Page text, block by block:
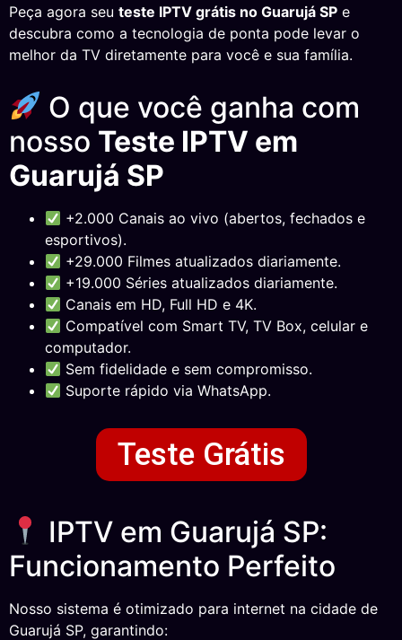
Peça agora seu teste IPTV grátis no Guarujá SP e
descubra como a tecnologia de ponta pode levar o
melhor da TV diretamente para você e sua família.
O que você ganha com
nosso Teste IPTV em
Guarujá SP
+2.000 Canais ao vivo (abertos, fechados e
esportivos).
+29.000 Filmes atualizados diariamente.
+19.000 Séries atualizados diariamente.
Canais em HD, Full HD e 4K.
Compatível com Smart TV, TV Box, celular e
computador.
Sem fidelidade e sem compromisso.
Suporte rápido via WhatsApp.
Teste Grátis
IPTV em Guarujá SP:
Funcionamento Perfeito
Nosso sistema é otimizado para internet na cidade de
Guarujá SP, garantindo: